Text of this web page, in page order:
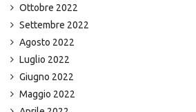
Ottobre 2022
Settembre 2022
Agosto 2022
Luglio 2022
Giugno 2022
Maggio 2022